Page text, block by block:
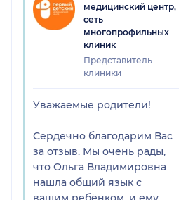
медицинский центр,
сеть
многопрофильных
клиник
Представитель
клиники
Уважаемые родители!
Сердечно благодарим Вас
за отзыв. Мы очень рады,
что Ольга Владимировна
нашла общий язык с